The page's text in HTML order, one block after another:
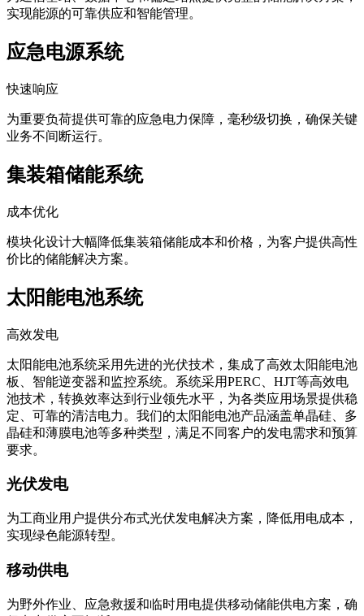
为重要负荷提供可靠的应急电力保障，毫秒级切换，确保关键
业务不间断运行。
模块化设计大幅降低集装箱储能成本和价格，为客户提供高性
价比的储能解决方案。
太阳能电池系统采用先进的光伏技术，集成了高效太阳能电池
板、智能逆变器和监控系统。系统采用PERC、HJT等高效电
池技术，转换效率达到行业领先水平，为各类应用场景提供稳
定、可靠的清洁电力。我们的太阳能电池产品涵盖单晶硅、多
晶硅和薄膜电池等多种类型，满足不同客户的发电需求和预算
要求。
为工商业用户提供分布式光伏发电解决方案，降低用电成本，
实现绿色能源转型。
为野外作业、应急救援和临时用电提供移动储能供电方案，确
保电力供应不间断。